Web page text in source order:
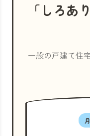
「しろあ
一般の戸建て住